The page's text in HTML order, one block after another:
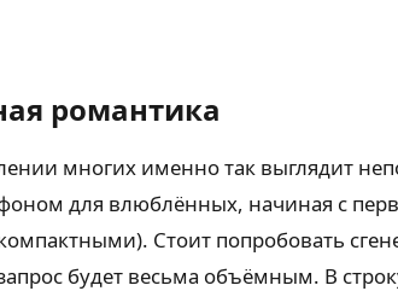
романтика
многих именно так выглядит
для влюблённых, начиная с
Стоит попробовать
будет весьма объёмным. В